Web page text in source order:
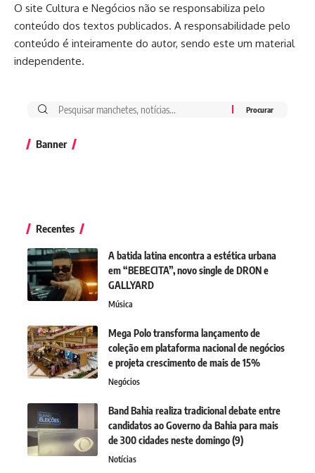
O site Cultura e Negócios não se responsabiliza pelo
conteúdo dos textos publicados. A responsabilidade pelo
conteúdo é inteiramente do autor, sendo este um material
independente.
Banner
Recentes
A batida latina encontra a estética urbana
em “BEBECITA”, novo single de DRON e
GALLYARD
Música
Mega Polo transforma lançamento de
coleção em plataforma nacional de negócios
e projeta crescimento de mais de 15%
Negócios
Band Bahia realiza tradicional debate entre
candidatos ao Governo da Bahia para mais
de 300 cidades neste domingo (9)
Notícias